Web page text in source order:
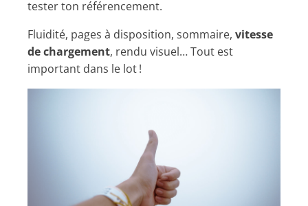
tester ton référencement.
Fluidité, pages à disposition, sommaire, vitesse
de chargement, rendu visuel… Tout est
important dans le lot !